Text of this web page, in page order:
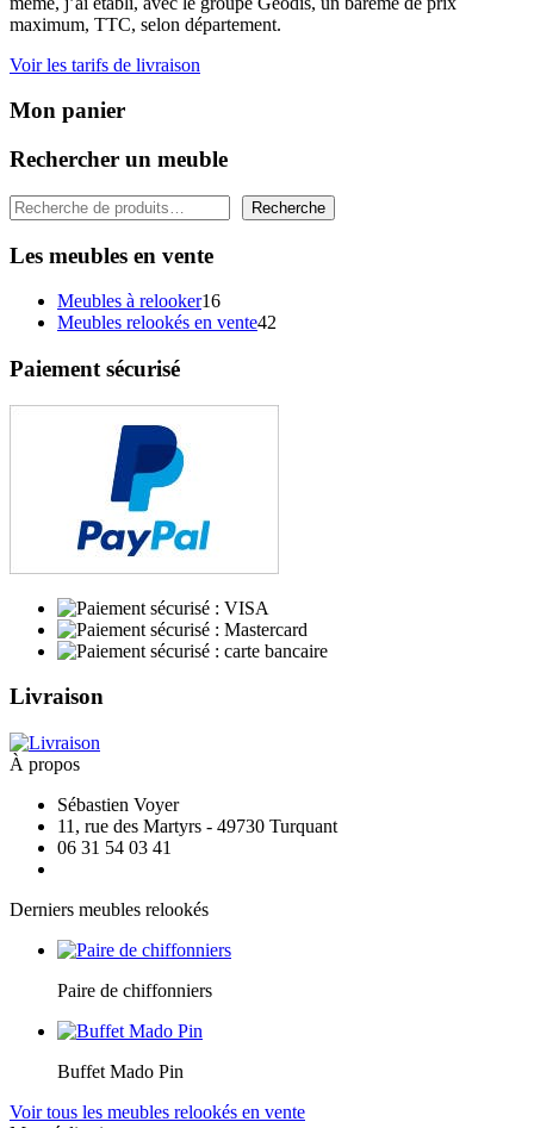
maximum, TTC, selon département.
Voir les tarifs de livraison
Mon panier
Rechercher un meuble
Rechercher Recherche
Les meubles en vente
Meubles à relooker1616
produits
Meubles relookés en vente42
Paiement sécurisé
Livraison
À propos
Sébastien Voyer
11, rue des Martyrs - 49730 Turquant
06 31 54 03 41
Derniers meubles relookés
Paire de chiffonniers
Buffet Mado Pin
Voir tous les meubles relookés en vente